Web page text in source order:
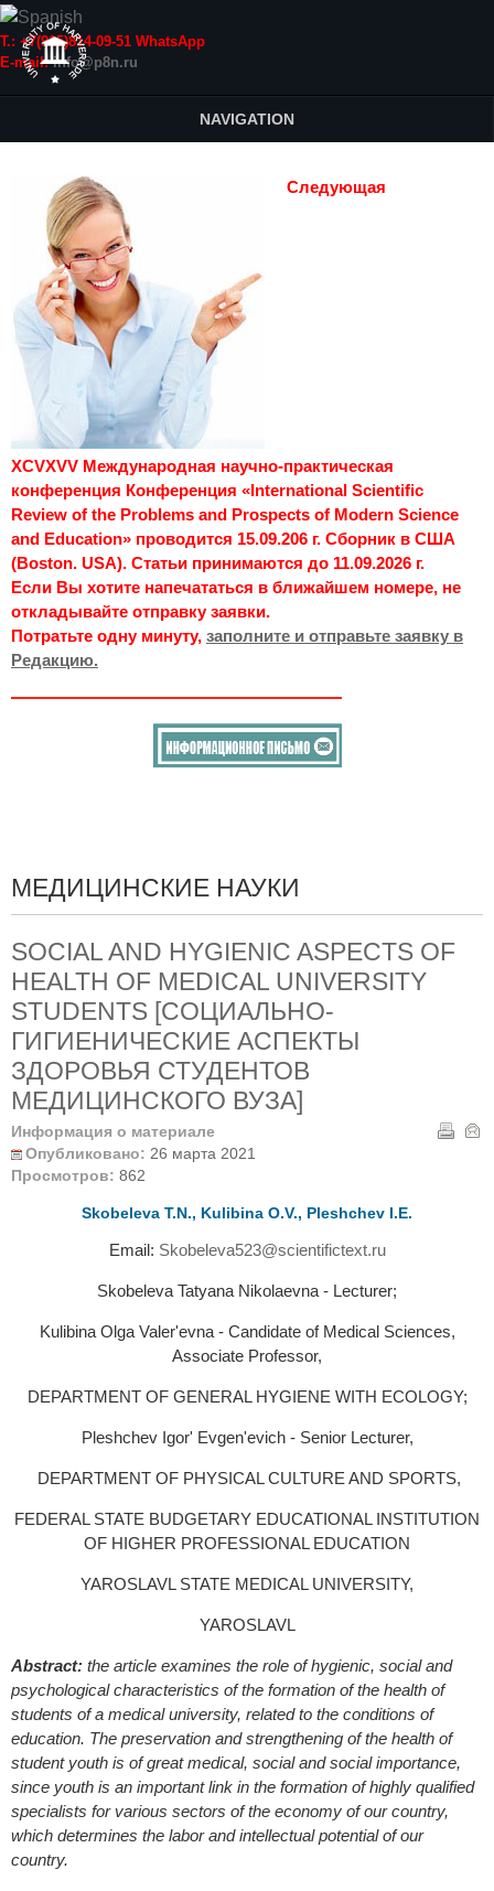
Т.: +7(915)814-09-51 WhatsApp
E-mail:info@p8n.ru
NAVIGATION
Следующая
XCVXVV Международная научно-практическая
конференция Конференция «International Scientific
Review of the Problems and Prospects of Modern Science
and Education» проводится 15.09.206 г. Сборник в США
(Boston. USA). Статьи принимаются до 11.09.2026 г.
Если Вы хотите напечататься в ближайшем номере, не
откладывайте отправку заявки.
Потратьте одну минуту, заполните и отправьте заявку в
Редакцию.
МЕДИЦИНСКИЕ НАУКИ
SOCIAL AND HYGIENIC ASPECTS OF
HEALTH OF MEDICAL UNIVERSITY
STUDENTS [СОЦИАЛЬНО-
ГИГИЕНИЧЕСКИЕ АСПЕКТЫ
ЗДОРОВЬЯ СТУДЕНТОВ
МЕДИЦИНСКОГО ВУЗА]
Информация о материале
Опубликовано: 26 марта 2021
Просмотров: 862
Skobeleva T.N., Kulibina O.V., Pleshchev I.Е.
Email: Skobeleva523@scientifictext.ru
Skobeleva Tatyana Nikolaevna - Lecturer;
Kulibina Olga Valer'evna - Candidate of Medical Sciences,
Associate Рrofessor,
DEPARTMENT OF GENERAL HYGIENE WITH ECOLOGY;
Pleshchev Igor' Evgen'evich - Senior Lecturer,
DEPARTMENT OF PHYSICAL CULTURE AND SPORTS,
FEDERAL STATE BUDGETARY EDUCATIONAL INSTITUTION
OF HIGHER PROFESSIONAL EDUCATION
YAROSLAVL STATE MEDICAL UNIVERSITY,
YAROSLAVL
Abstract: the article examines the role of hygienic, social and
psychological characteristics of the formation of the health of
students of a medical university, related to the conditions of
education. The preservation and strengthening of the health of
student youth is of great medical, social and social importance,
since youth is an important link in the formation of highly qualified
specialists for various sectors of the economy of our country,
which determines the labor and intellectual potential of our
country.